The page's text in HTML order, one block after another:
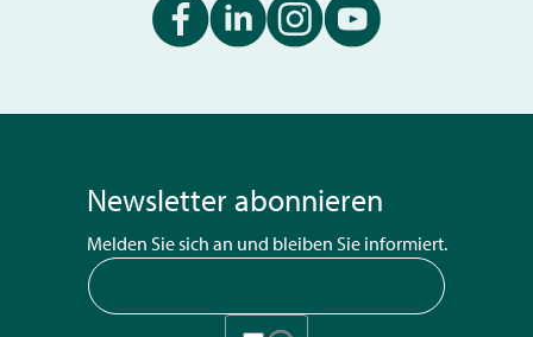
Newsletter abonnieren
Melden Sie sich an und bleiben Sie informiert.